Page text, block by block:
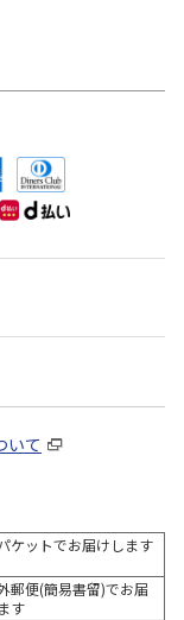
いて
ケットでお届けします
郵便(簡易書留)でお届
す